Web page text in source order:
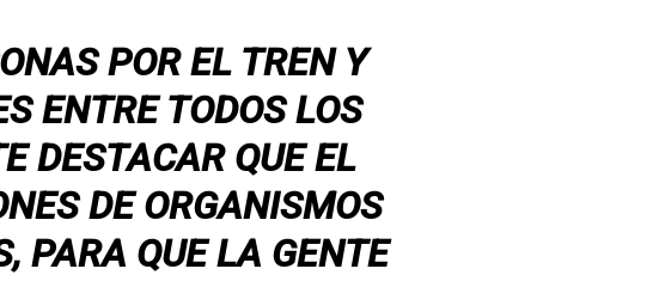
POR EL TREN Y
ENTRE TODOS LOS
DESTACAR QUE EL
DE ORGANISMOS
PARA QUE LA GENTE